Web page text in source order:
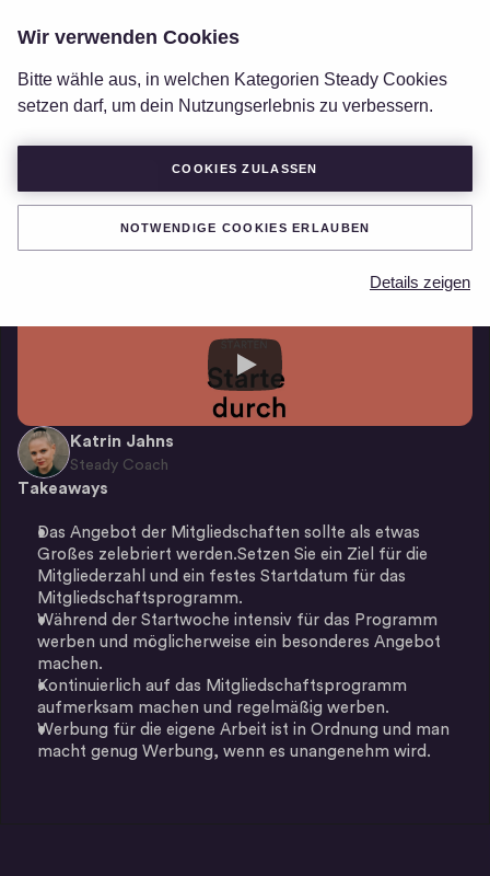
Wir verwenden Cookies
Bitte wähle aus, in welchen Kategorien Steady Cookies
setzen darf, um dein Nutzungserlebnis zu verbessern.
COOKIES ZULASSEN
NOTWENDIGE COOKIES ERLAUBEN
Details zeigen
Crashkurs: Mitgliedschaften anbieten
Katrin Jahns
Steady Coach
Takeaways
Das Angebot der Mitgliedschaften sollte als etwas
Großes zelebriert werden.Setzen Sie ein Ziel für die
Mitgliederzahl und ein festes Startdatum für das
Mitgliedschaftsprogramm.
Während der Startwoche intensiv für das Programm
werben und möglicherweise ein besonderes Angebot
machen.
Kontinuierlich auf das Mitgliedschaftsprogramm
aufmerksam machen und regelmäßig werben.
Werbung für die eigene Arbeit ist in Ordnung und man
macht genug Werbung, wenn es unangenehm wird.